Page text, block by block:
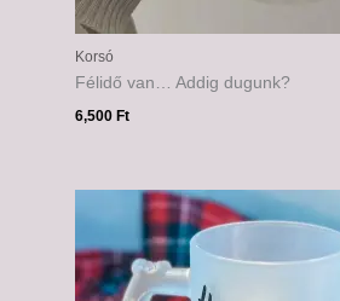
Korsó
Félidő van… Addig dugunk?
6,500 Ft